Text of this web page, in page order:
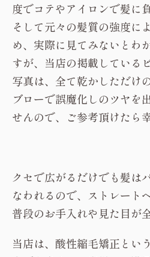
度でコテやアイロンで髪に
そして元々の髪質の強度に
め、実際に見てみないとわ
すが、当店の掲載している
写真は、全て乾かしただけ
ブローで誤魔化しのツヤを
せんので、ご参考頂けたら
クセで広がるだけでも髪は
なわれるので、ストレート
普段のお手入れや見た目が
当店は、酸性縮毛矯正とい